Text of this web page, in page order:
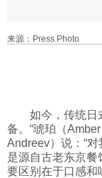
经济
科技
来源：Press Photo
如今，传统日
备。“琥珀（
Andreev）说：“
是源自古老东京餐
要区别在于口感和